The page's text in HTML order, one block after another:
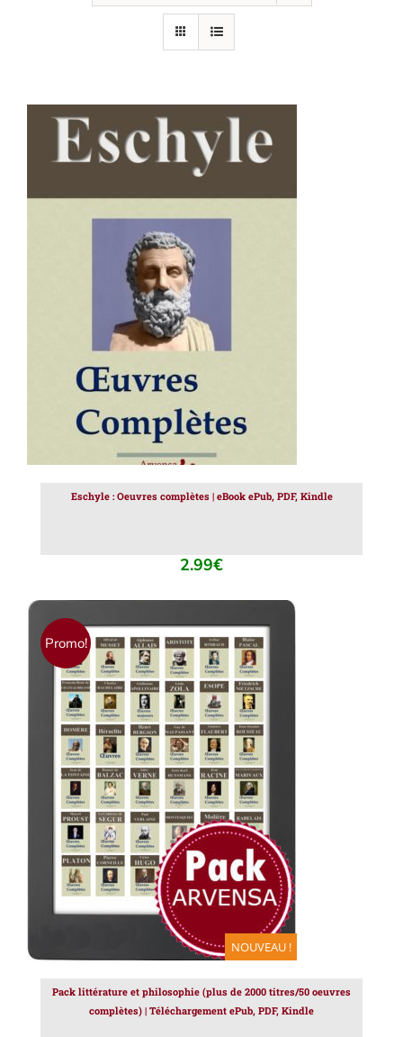
AJOUTER AU PANIER
Eschyle : Oeuvres complètes | eBook ePub, PDF, Kindle
2.99€
Promo!
NOUVEAU !
AJOUTER AU PANIER / DÉTAILS
Pack littérature et philosophie (plus de 2000 titres/50 oeuvres
complètes) | Téléchargement ePub, PDF, Kindle